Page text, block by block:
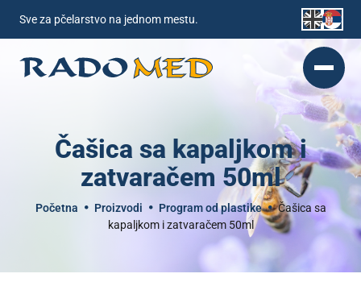
Sve za pčelarstvo na jednom mestu.
Čašica sa kapaljkom i
zatvaračem 50ml
Početna Proizvodi Program od plastike
Čašica sa
kapaljkom i zatvaračem 50ml